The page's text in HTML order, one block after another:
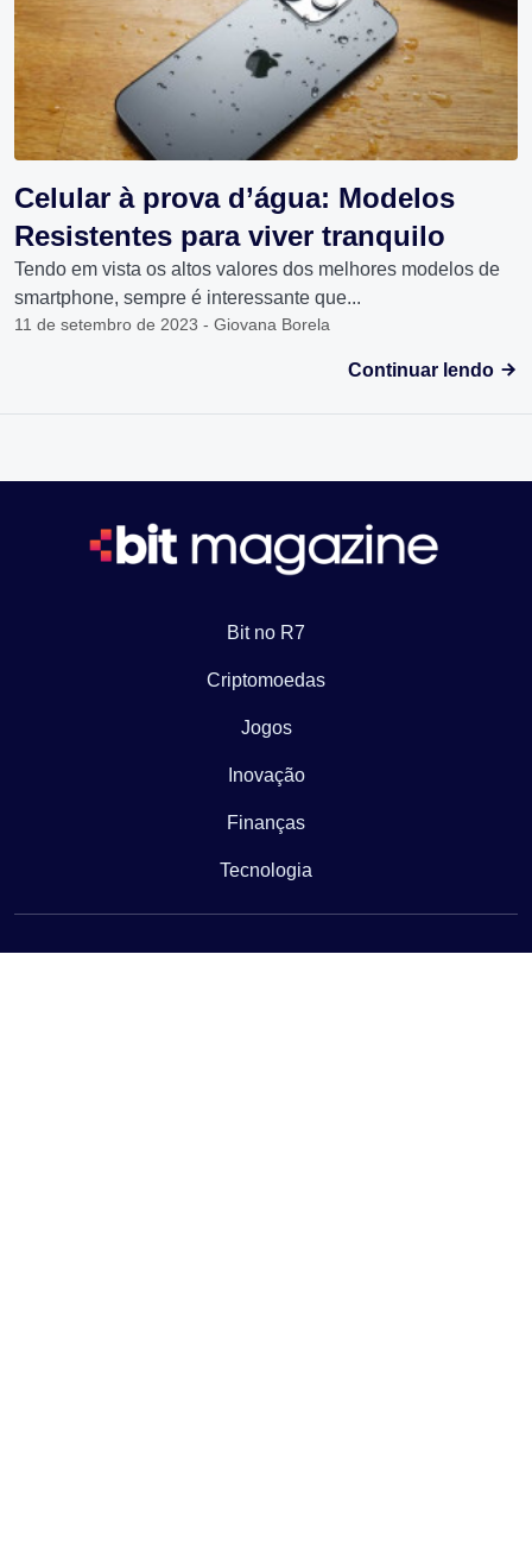
Celular à prova d’água: Modelos
Resistentes para viver tranquilo
Tendo em vista os altos valores dos melhores modelos de
smartphone, sempre é interessante que...
11 de setembro de 2023 - Giovana Borela
Continuar lendo
Bit no R7
Criptomoedas
Jogos
Inovação
Finanças
Tecnologia